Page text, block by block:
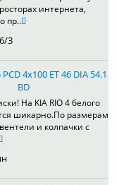
интернета,
пр..
3
4x100 ET 46 DIA 54.1
BD
На KIA RIO 4 белого
шикарно.По размерам
и колпачки с